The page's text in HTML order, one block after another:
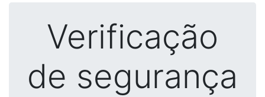
Verificação
de segurança